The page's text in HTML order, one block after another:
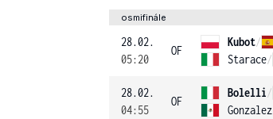
osmifinále
28.02.
05:20
OF
Kubot/
Starace/
28.02.
04:55
OF
Bolelli/
Gonzalez